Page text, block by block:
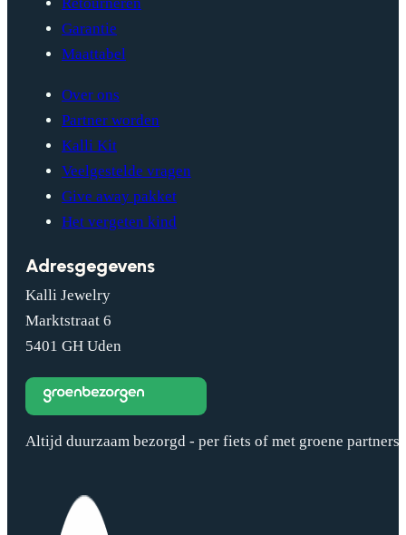
Retourneren
Garantie
Maattabel
Over ons
Partner worden
Kalli Kit
Veelgestelde vragen
Give away pakket
Het vergeten kind
Adresgegevens
Kalli Jewelry
Marktstraat 6
5401 GH Uden
Altijd duurzaam bezorgd - per fiets of met groene partners